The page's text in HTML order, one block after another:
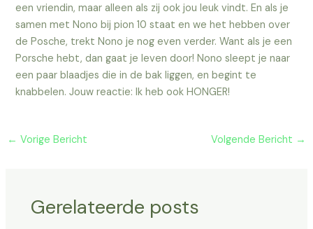
een vriendin, maar alleen als zij ook jou leuk vindt. En als je
samen met Nono bij pion 10 staat en we het hebben over
de Posche, trekt Nono je nog even verder. Want als je een
Porsche hebt, dan gaat je leven door! Nono sleept je naar
een paar blaadjes die in de bak liggen, en begint te
knabbelen. Jouw reactie: Ik heb ook HONGER!
← Vorige Bericht Volgende Bericht →
Gerelateerde posts